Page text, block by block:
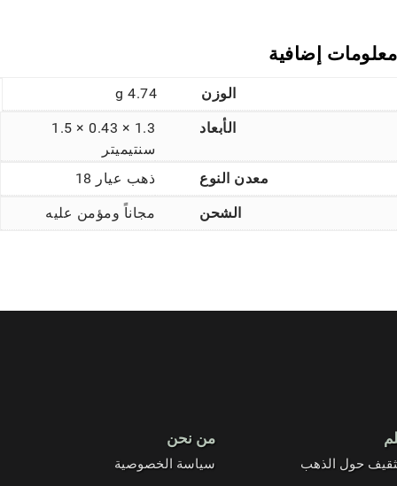
معلومات إضافية
الوزن 4.74 g
الأبعاد
1.3 × 0.43 × 1.5
سنتيميتر
معدن النوع
ذهب عيار 18
الشحن مجاناً ومؤمن عليه
من نحن
سياسة الخصوصية حول الذهب